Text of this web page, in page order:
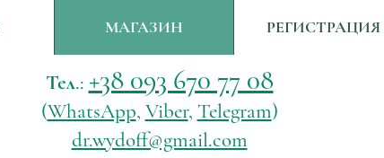
МАГАЗИН РЕГИСТРАЦИЯ
Тел.: +38 093 670 77 08
(WhatsApp, Viber, Telegram)
dr.wydoff@gmail.com